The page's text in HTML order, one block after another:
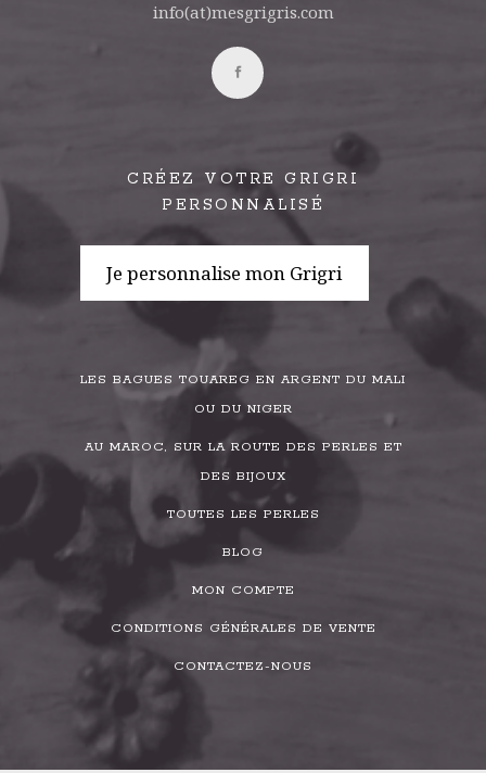
info(at)mesgrigris.com
CRÉEZ VOTRE GRIGRI
PERSONNALISÉ
Je personnalise mon Grigri
LES BAGUES TOUAREG EN ARGENT DU MALI
OU DU NIGER
AU MAROC, SUR LA ROUTE DES PERLES ET
DES BIJOUX
TOUTES LES PERLES
BLOG
MON COMPTE
CONDITIONS GÉNÉRALES DE VENTE
CONTACTEZ-NOUS